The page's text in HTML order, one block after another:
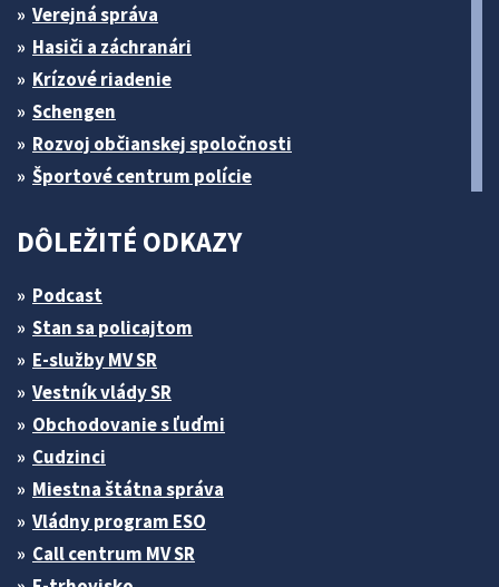
Verejná správa
Hasiči a záchranári
Krízové riadenie
Schengen
Rozvoj občianskej spoločnosti
Športové centrum polície
DÔLEŽITÉ ODKAZY
Podcast
Stan sa policajtom
E-služby MV SR
Vestník vlády SR
Obchodovanie s ľuďmi
Cudzinci
Miestna štátna správa
Vládny program ESO
Call centrum MV SR